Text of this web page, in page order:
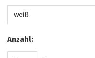
Anzahl: